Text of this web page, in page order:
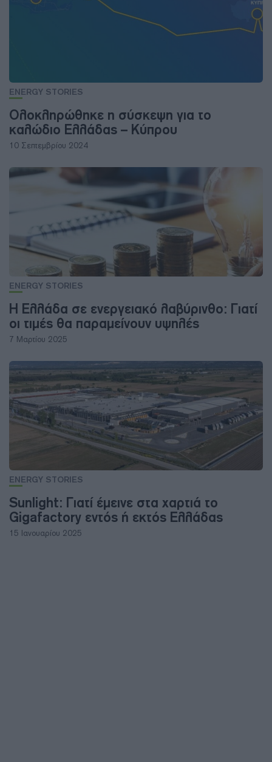
ENERGY STORIES
Ολοκληρώθηκε η σύσκεψη για το
καλώδιο Ελλάδας – Κύπρου
10 Σεπτεμβρίου 2024
ENERGY STORIES
Η Ελλάδα σε ενεργειακό λαβύρινθο: Γιατί
οι τιμές θα παραμείνουν υψηλές
7 Μαρτίου 2025
ENERGY STORIES
Sunlight: Γιατί έμεινε στα χαρτιά το
Gigafactory εντός ή εκτός Ελλάδας
15 Ιανουαρίου 2025